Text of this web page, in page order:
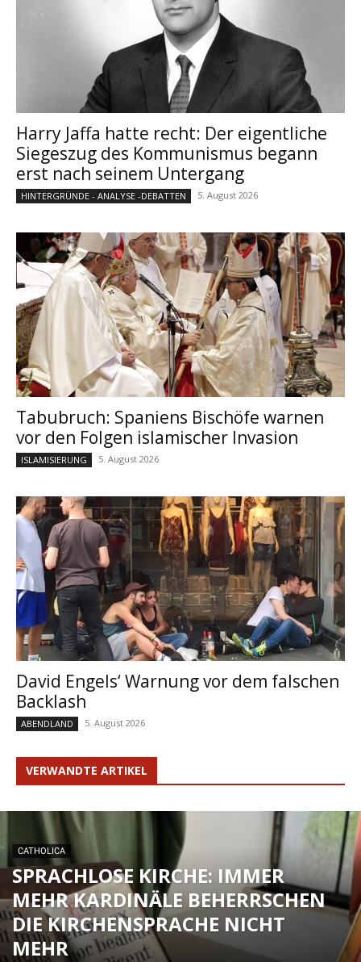
Harry Jaffa hatte recht: Der eigentliche
Siegeszug des Kommunismus begann
erst nach seinem Untergang
HINTERGRÜNDE - ANALYSE -DEBATTEN 5. August 2026
Tabubruch: Spaniens Bischöfe warnen
vor den Folgen islamischer Invasion
ISLAMISIERUNG 5. August 2026
David Engels‘ Warnung vor dem falschen
Backlash
ABENDLAND 5. August 2026
VERWANDTE ARTIKEL
CATHOLICA
SPRACHLOSE KIRCHE: IMMER
MEHR KARDINÄLE BEHERRSCHEN
DIE KIRCHENSPRACHE NICHT
MEHR